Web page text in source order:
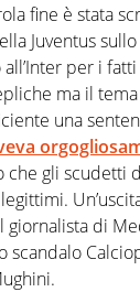
fine è stata
Juventus
all’Inter per i
ma il
una
che gli scudetti
giornalista di
scandalo